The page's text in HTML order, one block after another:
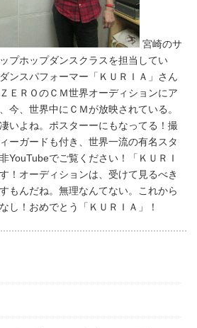
宮崎のサ
プホップダンスクラスを担当してい
ンスパフォーマー「ＫＵＲＩＡ」さん
ＥＲＯのＣＭ世界オーディションにア
今、世界中にＣＭが放映されている。
いよね。ポスターーにもなってる！撮
ーガードも付き、世界一流の有名スタ
YouTubeでご覧ください！「ＫＵＲＩ
！オーディションは、受けて見るべき
もんだね。無理なんてない。これから
し！おめでとう「ＫＵＲＩＡ」！